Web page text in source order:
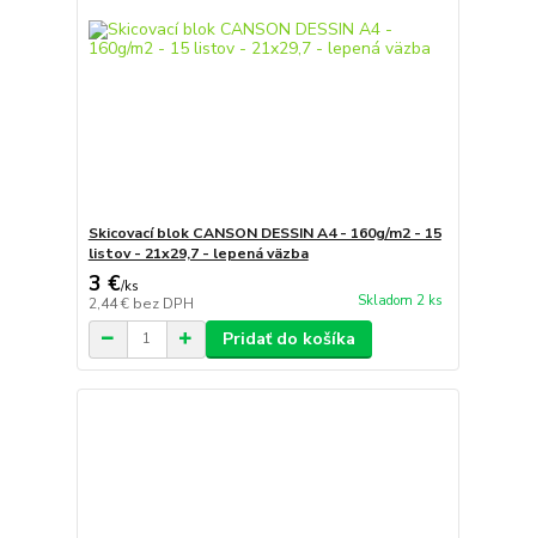
Skicovací blok CANSON DESSIN A4 - 160g/m2 - 15
listov - 21x29,7 - lepená väzba
3 €/ks
2,44 € bez DPH Skladom 2 ks
Pridať do košíka